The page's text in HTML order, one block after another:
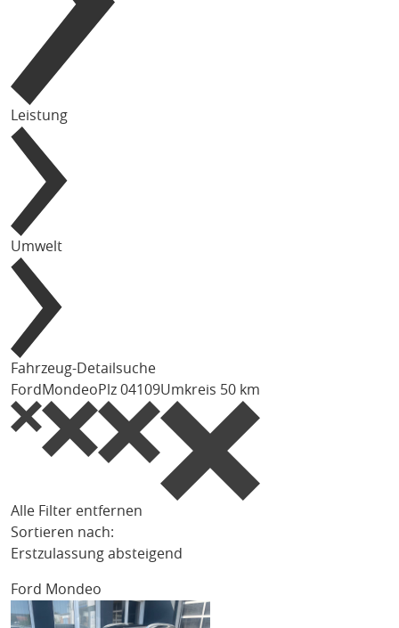
Leistung
Umwelt
Fahrzeug-Detailsuche
FordMondeoPlz 04109Umkreis 50 km
Alle Filter entfernen
Sortieren nach:
Erstzulassung absteigend
Ford Mondeo